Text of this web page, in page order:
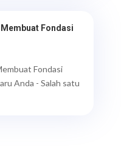
Membuat Fondasi
Fondasi
Anda - Salah satu